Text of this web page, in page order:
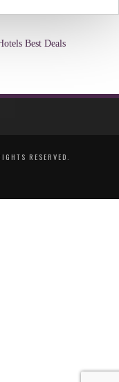
Best Deals
RESERVED.